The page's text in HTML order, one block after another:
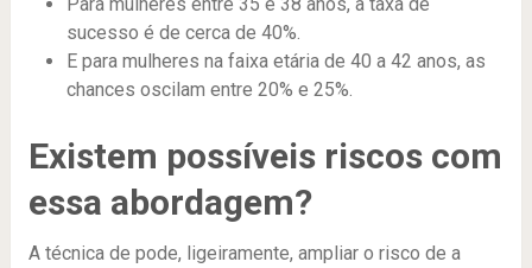
sucesso é de cerca de 40%.
E para mulheres na faixa etária de 40 a 42 anos, as
chances oscilam entre 20% e 25%.
Existem possíveis riscos com
essa abordagem?
A técnica de pode, ligeiramente, ampliar o risco de a